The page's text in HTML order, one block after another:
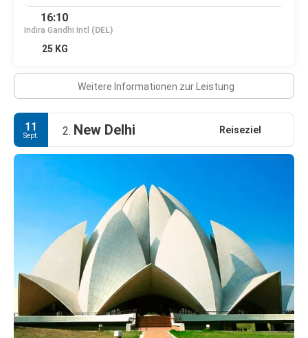
16:10
Indira Gandhi Intl (DEL)
25 KG
Weitere Informationen zur Leistung
11
Sept. 2. New Delhi Reiseziel